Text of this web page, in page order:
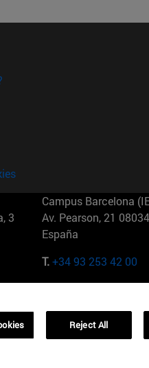
3
Campus Barcelona
Av. Pearson, 21
España
T.+34 93 253 42 00
01321001 Bela Vista
Reject All